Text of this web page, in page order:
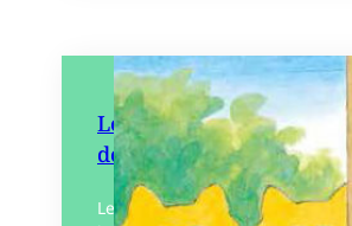
Les Matous filous au
de sushi
Les Matous filous sont huit